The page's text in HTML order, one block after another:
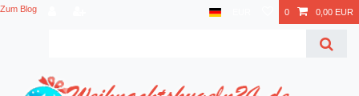
Zum Blog 0 0,00 EUR